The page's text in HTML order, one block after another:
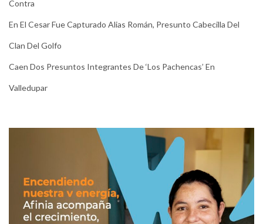
Contra
En El Cesar Fue Capturado Alias Román, Presunto Cabecilla Del
Clan Del Golfo
Caen Dos Presuntos Integrantes De ‘Los Pachencas’ En
Valledupar